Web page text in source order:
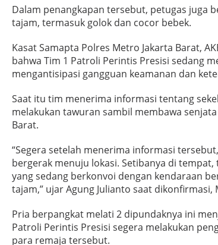
k
a
o
l
o
H
i
n
a
C
o
c
o
B
e
b
Dalam penangkapan tersebut, petugas juga
tajam, termasuk golok dan cocor bebek.
Kasat Samapta Polres Metro Jakarta Barat,
bahwa Tim 1 Patroli Perintis Presisi sedang
mengantisipasi gangguan keamanan dan
Saat itu tim menerima informasi tentang
melakukan tawuran sambil membawa
Barat.
“Segera setelah menerima informasi
bergerak menuju lokasi. Setibanya di
yang sedang berkonvoi dengan kendaraan
tajam,” ujar Agung Julianto saat dikonfirmasi,
Pria berpangkat melati 2 dipundaknya ini
Patroli Perintis Presisi segera melakukan
para remaja tersebut.